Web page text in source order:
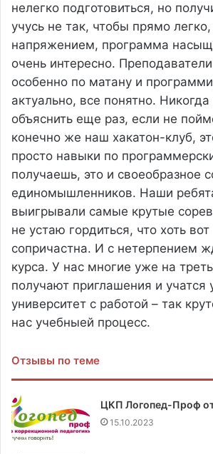
нелегко подготовиться, но
учусь не так, чтобы прямо легко,
напряжением, программа
очень интересно.
особенно по матану и
актуально, все понятно.
объяснить еще раз, если не
конечно же наш хакатон-клуб,
просто навыки по
получаешь, это и своеобразное
единомышленников. Наши
выигрывали самые крутые
не устаю гордиться, что хоть
сопричастна. И с нетерпением
курса. У нас многие уже на
получают приглашения и
университет с работой – так
нас учебныей процесс.
Отзывы по теме
ЦКП Логопед-Проф
15.10.2023